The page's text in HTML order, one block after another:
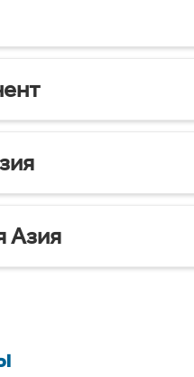
Азия